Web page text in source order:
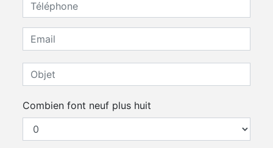
Combien font neuf plus huit